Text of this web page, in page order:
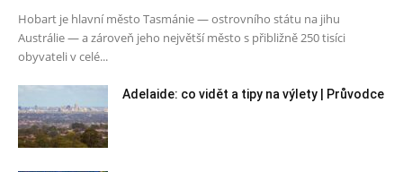
Hobart je hlavní město Tasmánie — ostrovního státu na jihu
Austrálie — a zároveň jeho největší město s přibližně 250 tisíci
obyvateli v celé...
Adelaide: co vidět a tipy na výlety | Průvodce